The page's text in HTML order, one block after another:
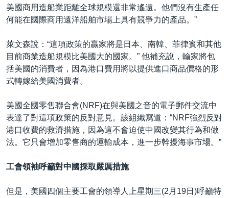
美國商用造船業距離全球規模還非常遙遠。他們沒有生產任
何能在國際商用遠洋船舶市場上具有競爭力的產品。”
萊文森說：“這項政策的贏家將是日本、南韓、菲律賓和其他
目前商業造船規模比美國大的國家。” 他補充說，輸家將包
括美國的消費者，因為港口費用將以提供進口商品價格的形
式轉嫁給美國消費者。
美國全國零售聯合會(NRF)在與美國之音的電子郵件交流中
表達了對這項政策的反對意見。該組織寫道：“NRF強烈反對
港口收費的救濟措施，因為這不會迫使中國改變其行為和做
法。它只會增加零售商的運輸成本，進一步幹擾海事市場。”
工會領袖呼籲對中國採取嚴厲措施
但是，美國四個主要工會的領導人上星期三(2月19日)呼籲特